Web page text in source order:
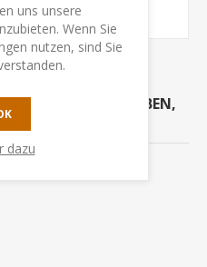
GEKAUFT HABEN,
GEKAUFT
uns unsere
Wenn Sie
nutzen, sind Sie
dazu